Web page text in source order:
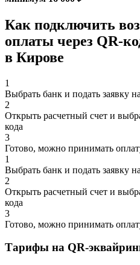
Как подключить
оплаты через QR-
в Кирове
1
Выбрать банк и подать заявку
2
Открыть расчетный счет и
кода
3
Готово, можно принимать
1
Выбрать банк и подать заявку
2
Открыть расчетный счет и
кода
3
Готово, можно принимать
Тарифы на QR-